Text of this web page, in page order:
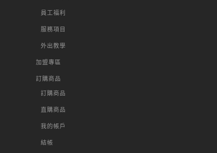
員工福利
服務項目
外出教學
加盟專區
訂購商品
訂購商品
直購商品
我的帳戶
結帳